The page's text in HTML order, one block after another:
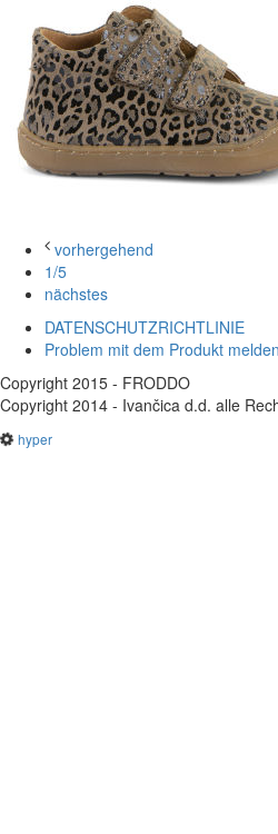
vorhergehend
1/5
nächstes
DATENSCHUTZRICHTLINIE
Problem mit dem Produkt melden
Copyright 2015 - FRODDO
Copyright 2014 - Ivančica d.d. alle
hyper